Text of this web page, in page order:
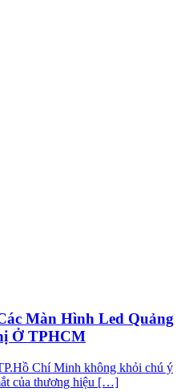
Màn Hình Led Quảng
Ở TPHCM
Chí Minh không khỏi chú ý
của thương hiệu […]